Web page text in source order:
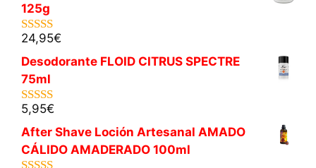
125g
5.00de 5
24,95€
Desodorante FLOID CITRUS SPECTRE
75ml
5.00de 5
5,95€
After Shave Loción Artesanal AMADO
CÁLIDO AMADERADO 100ml